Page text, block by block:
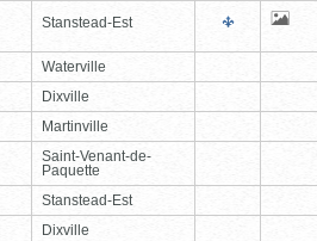
Stanstead-Est
Waterville
Dixville
Martinville
Saint-Venant-de-
Paquette
Stanstead-Est
Dixville